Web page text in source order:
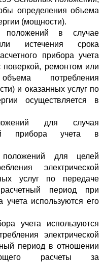
определения объема
(мощности).
положений в случае
истечения срока
прибора учета
ремонтом или
потребления
и оказанных услуг по
осуществляется в
для случая
прибора учета в
для целей
электрической
услуг по передаче
период при
учета используются его
учета используются
электрической
период в отношении
расчеты за